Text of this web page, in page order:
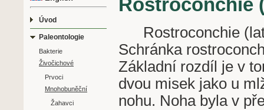
Úvod
Paleontologie
Bakterie
Živočichové
Prvoci
Mnohobuněční
Žahavci
Rostroconchie
Rostroconchie
Schránka
Základní rozdíl je v
dvou misek jako u
nohu. Noha byla v